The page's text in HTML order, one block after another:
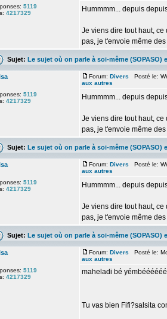
5119
4217329 Hummmm... depuis
Je viens dire tout haut, ce
pas, je t'envoie même des
Sujet: Le sujet où on parle à soi-même (SOPASO)
5119
4217329
Forum: Divers Posté le:
aux autres
Hummmm... depuis
Je viens dire tout haut, ce
pas, je t'envoie même des
Sujet: Le sujet où on parle à soi-même (SOPASO)
5119
4217329
Forum: Divers Posté le:
aux autres
Hummmm... depuis
Je viens dire tout haut, ce
pas, je t'envoie même des
Sujet: Le sujet où on parle à soi-même (SOPASO)
5119
4217329
Forum: Divers Posté le:
aux autres
maheladi bé
Tu vas bien Fifi?salsita